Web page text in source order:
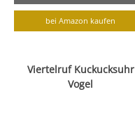
bei Amazon kaufen
Viertelruf Kuckucksuhr
Vogel